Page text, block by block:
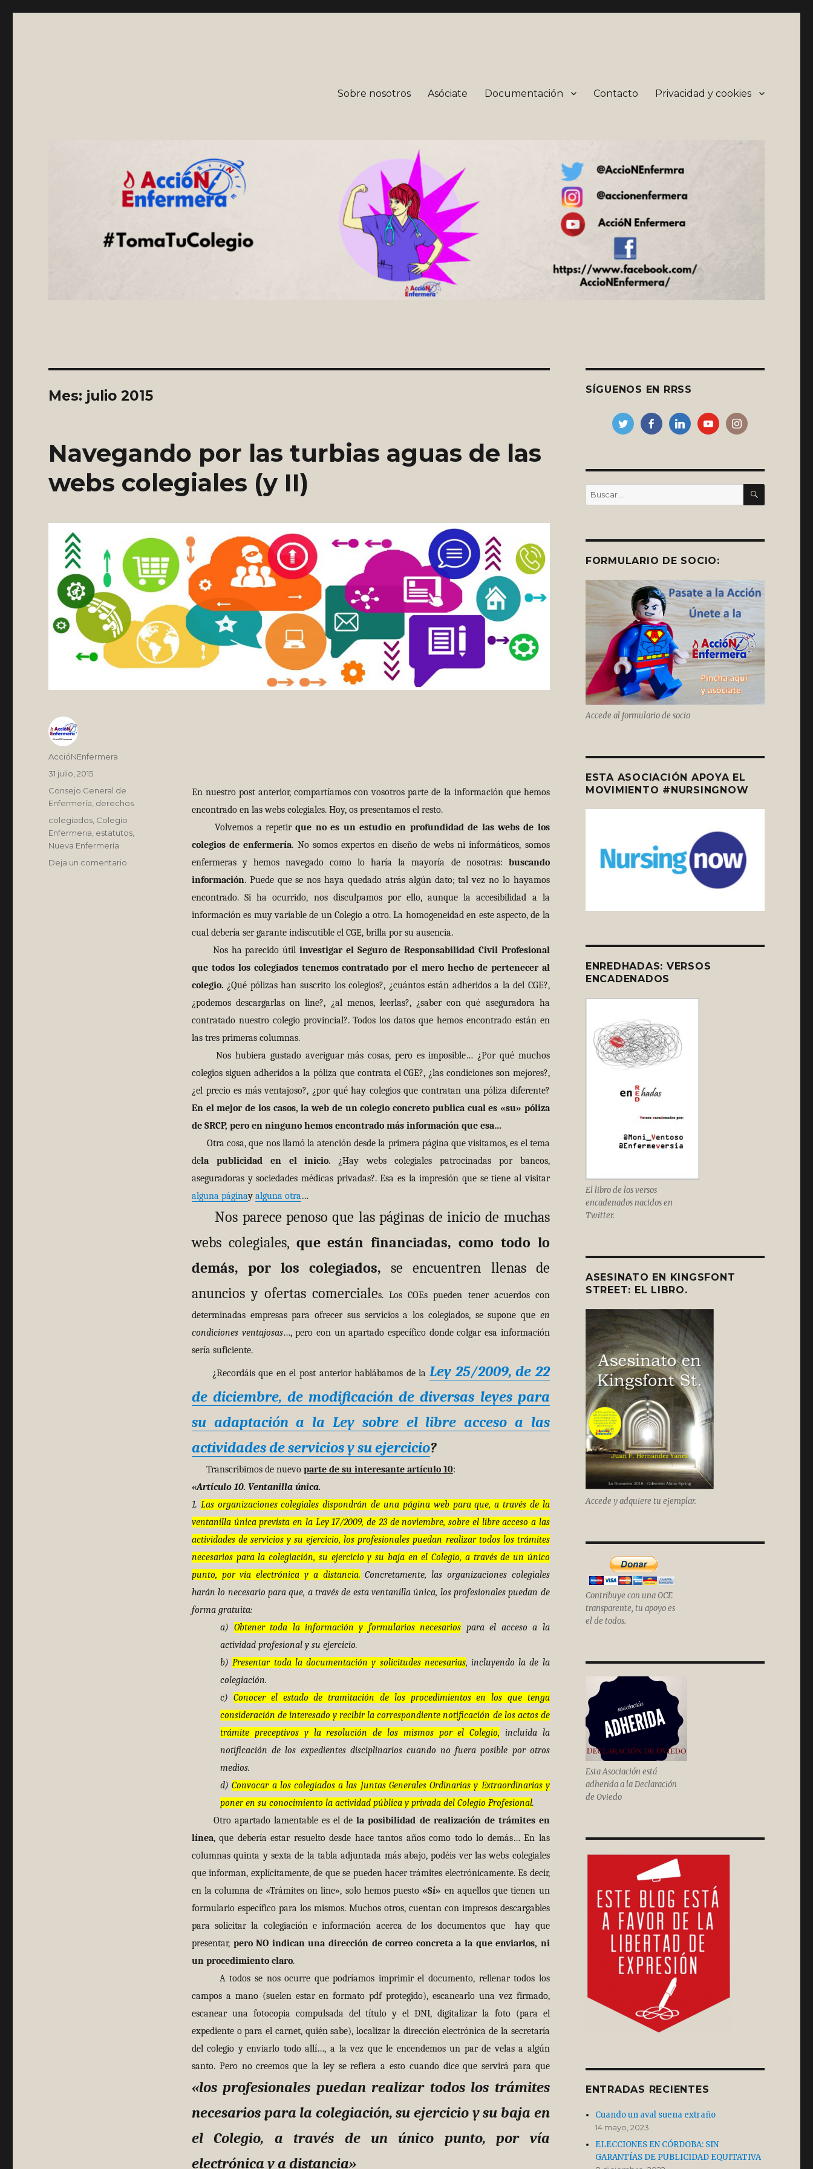
Sobre nosotros Asóciate Documentación Contacto Privacidad y cookies
Mes: julio 2015
Navegando por las turbias aguas de las
webs colegiales (y II)
En nuestro post anterior, compartíamos con vosotros parte de la información que hemos
encontrado en las webs colegiales. Hoy, os presentamos el resto.
Volvemos a repetirque no es un estudio en profundidad de las webs de los
colegios de enfermería. No somos expertos en diseño de webs ni informáticos, somos
enfermeras y hemos navegado como lo haría la mayoría de nosotras: buscando
información. Puede que se nos haya quedado atrás algún dato; tal vez no lo hayamos
encontrado. Si ha ocurrido, nos disculpamos por ello, aunque la accesibilidad a la
información es muy variable de un Colegio a otro. La homogeneidad en este aspecto, de la
cual debería ser garante indiscutible el CGE, brilla por su ausencia.
Nos ha parecido útil investigar el Seguro de Responsabilidad Civil Profesional
que todos los colegiados tenemos contratado por el mero hecho de pertenecer al
colegio. ¿Qué pólizas han suscrito los colegios?, ¿cuántos están adheridos a la del CGE?,
¿podemos descargarlas on line?, ¿al menos, leerlas?, ¿saber con qué aseguradora ha
contratado nuestro colegio provincial?. Todos los datos que hemos encontrado están en
las tres primeras columnas.
Nos hubiera gustado averiguar más cosas, pero es imposible… ¿Por qué muchos
colegios siguen adheridos a la póliza que contrata el CGE?, ¿las condiciones son mejores?,
¿el precio es más ventajoso?, ¿por qué hay colegios que contratan una póliza diferente?
En el mejor de los casos, la web de un colegio concreto publica cual es «su» póliza
de SRCP, pero en ninguno hemos encontrado más información que esa…
Otra cosa, que nos llamó la atención desde la primera página que visitamos, es el tema
dela publicidad en el inicio. ¿Hay webs colegiales patrocinadas por bancos,
aseguradoras y sociedades médicas privadas?. Esa es la impresión que se tiene al visitar
alguna páginay alguna otra…
Nos parece penoso que las páginas de inicio de muchas
webs colegiales, que están financiadas, como todo lo
demás, por los colegiados,se encuentren llenas de
anuncios y ofertas comerciales. Los COEs pueden tener acuerdos con
determinadas empresas para ofrecer sus servicios a los colegiados, se supone que en
condiciones ventajosas…, pero con un apartado específico donde colgar esa información
sería suficiente.
¿Recordáis que en el post anterior hablábamos de la Ley 25/2009, de 22
de diciembre, de modificación de diversas leyes para
su adaptación a la Ley sobre el libre acceso a las
actividades de servicios y su ejercicio?
Transcribimos de nuevo parte de su interesante artículo 10:
«Artículo 10. Ventanilla única.
1. Las organizaciones colegiales dispondrán de una página web para que, a través de la
ventanilla única prevista en la Ley 17/2009, de 23 de noviembre, sobre el libre acceso a las
actividades de servicios y su ejercicio, los profesionales puedan realizar todos los trámites
necesarios para la colegiación, su ejercicio y su baja en el Colegio, a través de un único
punto, por vía electrónica y a distancia. Concretamente, las organizaciones colegiales
harán lo necesario para que, a través de esta ventanilla única, los profesionales puedan de
forma gratuita:
a) Obtener toda la información y formularios necesarios para el acceso a la
actividad profesional y su ejercicio.
b)Presentar toda la documentación y solicitudes necesarias, incluyendo la de la
colegiación.
c) Conocer el estado de tramitación de los procedimientos en los que tenga
consideración de interesado y recibir la correspondiente notificación de los actos de
trámite preceptivos y la resolución de los mismos por el Colegio, incluida la
notificación de los expedientes disciplinarios cuando no fuera posible por otros
medios.
d)Convocar a los colegiados a las Juntas Generales Ordinarias y Extraordinarias y
poner en su conocimiento la actividad pública y privada del Colegio Profesional.
Otro apartado lamentable es el dela posibilidad de realización de trámites en
línea, que debería estar resuelto desde hace tantos años como todo lo demás… En las
columnas quinta y sexta de la tabla adjuntada más abajo, podéis ver las webs colegiales
que informan, explícitamente, de que se pueden hacer trámites electrónicamente. Es decir,
en la columna de «Trámites on line», solo hemos puesto «Sí» en aquellos que tienen un
formulario específico para los mismos. Muchos otros, cuentan con impresos descargables
para solicitar la colegiación e información acerca de los documentos que hay que
presentar, pero NO indican una dirección de correo concreta a la que enviarlos, ni
un procedimiento claro.
A todos se nos ocurre que podríamos imprimir el documento, rellenar todos los
campos a mano (suelen estar en formato pdf protegido), escanearlo una vez firmado,
escanear una fotocopia compulsada del título y el DNI, digitalizar la foto (para el
expediente o para el carnet, quién sabe), localizar la dirección electrónica de la secretaría
del colegio y enviarlo todo allí…, a la vez que le encendemos un par de velas a algún
santo. Pero no creemos que la ley se refiera a esto cuando dice que servirá para que
«los profesionales puedan realizar todos los trámites
necesarios para la colegiación, su ejercicio y su baja en
el Colegio, a través de un único punto, por vía
electrónica y a distancia»
Autor
AccióNEnfermera
Publicado
el
31 julio, 2015
Categorías
Consejo General de
Enfermería, derechos
Etiquetas
colegiados, Colegio
Enfermeria, estatutos,
Nueva Enfermería
Deja un comentario
SÍGUENOS EN RRSS
Buscar
por:
BUSCAR
FORMULARIO DE SOCIO:
Accede al formulario de socio
ESTA ASOCIACIÓN APOYA EL
MOVIMIENTO #NURSINGNOW
ENREDHADAS: VERSOS
ENCADENADOS
El libro de los versos
encadenados nacidos en
Twitter.
ASESINATO EN KINGSFONT
STREET: EL LIBRO.
Accede y adquiere tu ejemplar.
Contribuye con una OCE
transparente, tu apoyo es
el de todos.
Esta Asociación está
adherida a la Declaración
de Oviedo
ENTRADAS RECIENTES
Cuando un aval suena extraño
14 mayo, 2023
ELECCIONES EN CÓRDOBA: SIN
GARANTÍAS DE PUBLICIDAD EQUITATIVA